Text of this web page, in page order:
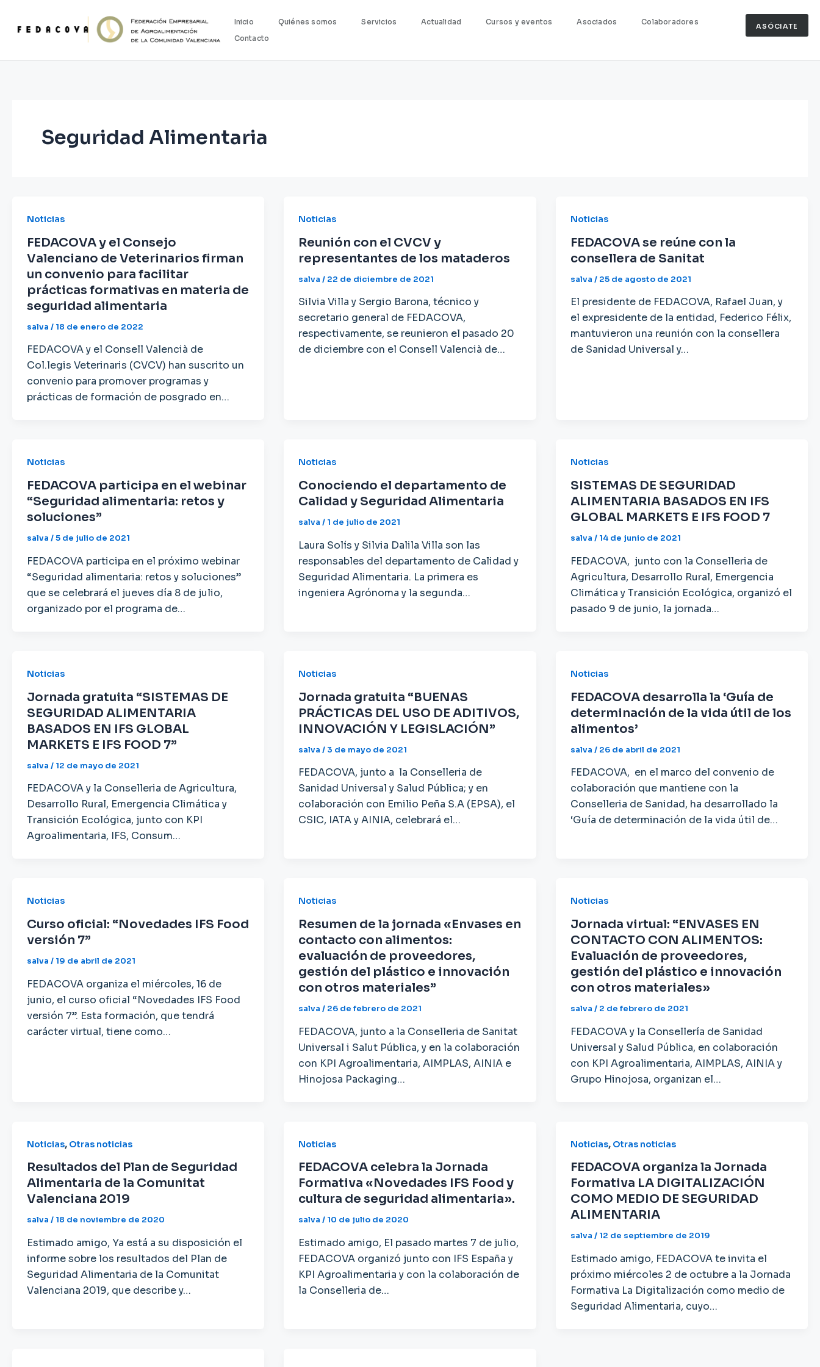
Inicio Quiénes somos Servicios Actualidad Cursos y eventos Asociados
Colaboradores
Contacto
ASÓCIATE
Seguridad Alimentaria
Noticias
FEDACOVA y el Consejo
Valenciano de Veterinarios firman
un convenio para facilitar
prácticas formativas en materia de
seguridad alimentaria
salva / 18 de enero de 2022
FEDACOVA y el Consell Valencià de
Col.legis Veterinaris (CVCV) han suscrito un
convenio para promover programas y
prácticas de formación de posgrado en…
Noticias
Reunión con el CVCV y
representantes de los mataderos
salva/ 22 de diciembre de 2021
Silvia Villa y Sergio Barona, técnico y
secretario general de FEDACOVA,
respectivamente, se reunieron el pasado 20
de diciembre con el Consell Valencià de…
Noticias
FEDACOVA se reúne con la
consellera de Sanitat
salva / 25 de agosto de 2021
El presidente de FEDACOVA, Rafael Juan, y
el expresidente de la entidad, Federico Félix,
mantuvieron una reunión con la consellera
de Sanidad Universal y…
Noticias
FEDACOVA participa en el webinar
“Seguridad alimentaria: retos y
soluciones”
salva /5 de julio de 2021
FEDACOVA participa en el próximo webinar
“Seguridad alimentaria: retos y soluciones”
que se celebrará el jueves día 8 de julio,
organizado por el programa de…
Noticias
Conociendo el departamento de
Calidad y Seguridad Alimentaria
salva/ 1 de julio de 2021
Laura Solís y Silvia Dalila Villa son las
responsables del departamento de Calidad y
Seguridad Alimentaria. La primera es
ingeniera Agrónoma y la segunda…
Noticias
SISTEMAS DE SEGURIDAD
ALIMENTARIA BASADOS EN IFS
GLOBAL MARKETS E IFS FOOD 7
salva / 14 de junio de 2021
FEDACOVA, junto con la Conselleria de
Agricultura, Desarrollo Rural, Emergencia
Climática y Transición Ecológica, organizó el
pasado 9 de junio, la jornada…
Noticias
Jornada gratuita “SISTEMAS DE
SEGURIDAD ALIMENTARIA
BASADOS EN IFS GLOBAL
MARKETS E IFS FOOD 7”
salva / 12 de mayo de 2021
FEDACOVA y la Conselleria de Agricultura,
Desarrollo Rural, Emergencia Climática y
Transición Ecológica, junto con KPI
Agroalimentaria, IFS, Consum…
Noticias
Jornada gratuita “BUENAS
PRÁCTICAS DEL USO DE ADITIVOS,
INNOVACIÓN Y LEGISLACIÓN”
salva/ 3 de mayo de 2021
FEDACOVA, junto a la Conselleria de
Sanidad Universal y Salud Pública; y en
colaboración con Emilio Peña S.A (EPSA), el
CSIC, IATA y AINIA, celebrará el…
Noticias
FEDACOVA desarrolla la ‘Guía de
determinación de la vida útil de los
alimentos’
salva / 26 de abril de 2021
FEDACOVA, en el marco del convenio de
colaboración que mantiene con la
Conselleria de Sanidad, ha desarrollado la
‘Guía de determinación de la vida útil de…
Noticias
Curso oficial: “Novedades IFS Food
versión 7”
salva / 19 de abril de 2021
FEDACOVA organiza el miércoles, 16 de
junio, el curso oficial “Novedades IFS Food
versión 7”. Esta formación, que tendrá
carácter virtual, tiene como…
Noticias
Resumen de la jornada «Envases en
contacto con alimentos:
evaluación de proveedores,
gestión del plástico e innovación
con otros materiales”
salva/ 26 de febrero de 2021
FEDACOVA, junto a la Conselleria de Sanitat
Universal i Salut Pública, y en la colaboración
con KPI Agroalimentaria, AIMPLAS, AINIA e
Hinojosa Packaging…
Noticias
Jornada virtual: “ENVASES EN
CONTACTO CON ALIMENTOS:
Evaluación de proveedores,
gestión del plástico e innovación
con otros materiales»
salva / 2 de febrero de 2021
FEDACOVA y la Consellería de Sanidad
Universal y Salud Pública, en colaboración
con KPI Agroalimentaria, AIMPLAS, AINIA y
Grupo Hinojosa, organizan el…
Noticias, Otras noticias
Resultados del Plan de Seguridad
Alimentaria de la Comunitat
Valenciana 2019
salva / 18 de noviembre de 2020
Estimado amigo, Ya está a su disposición el
informe sobre los resultados del Plan de
Seguridad Alimentaria de la Comunitat
Valenciana 2019, que describe y…
Noticias
FEDACOVA celebra la Jornada
Formativa «Novedades IFS Food y
cultura de seguridad alimentaria».
salva/ 10 de julio de 2020
Estimado amigo, El pasado martes 7 de julio,
FEDACOVA organizó junto con IFS España y
KPI Agroalimentaria y con la colaboración de
la Conselleria de…
Noticias, Otras noticias
FEDACOVA organiza la Jornada
Formativa LA DIGITALIZACIÓN
COMO MEDIO DE SEGURIDAD
ALIMENTARIA
salva / 12 de septiembre de 2019
Estimado amigo, FEDACOVA te invita el
próximo miércoles 2 de octubre a la Jornada
Formativa La Digitalización como medio de
Seguridad Alimentaria, cuyo…